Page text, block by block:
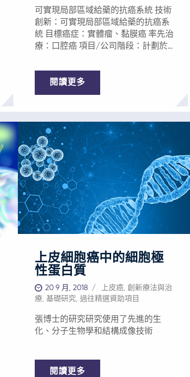
夠殺死癌細胞的「活性藥物」。這一
藥物在進入體內時，四周有一層化學
外殼保護。當其抵達腫瘤部位時，癌
細胞獨有的信號將觸發其釋放活性藥
釋放，從而使治療具有耐受性良好且
果。藥物遞送平台可以遞送藥物組
合，比目前使用的传统给药方法具有
更大功效。 對癌症的影響 ——克服當
前主要療法的受限性及低耐受性 許多
迫切需要治療的癌症患者還表現有其
它併發症，由於毒副作用等安全問
題，這些併發症限制了患者接受標準
治療或領先療法的選擇。因局部和全
身毒性，已展開治療的患者無法繼續
治療，不得不終止。早期癌症患者延
惡化甚至危及生命。而藉助上述創新
性前藥遞送平台，可將高活性藥物遞
送至患者腫瘤部位，具有耐受性良好
且易於給藥的優點。 亞洲癌症研究基
夠為許多癌症患者提供安全有效的治
療。若沒有這一平台，不少患者便失
行早期干預，從而極大提高拯救生命
可實現局部區域給藥的抗癌系統 技術
創新：可實現局部區域給藥的抗癌系
統 目標癌症：實體瘤、黏膜癌 率先治
療：口腔癌 項目/公司階段：計劃於
技公司致力於研發程序化釋放工具
（PRV）技術，旨在改變腫瘤治療的
範式。Privo的平台技術已衍生出兩個
部區域可及的黏膜癌/高危異常增生，
PRV211則是針對各類實體瘤的術中療
法。利用PRV111治療頭頸部鱗狀細胞
癌的I / II期臨床試驗表明，該公司的治
療技術是安全有效的局部區域化療及
免疫療法。 PRV系統可通過控釋和局
部區域給藥提高多種藥物的療效和安
全性。Privo已開發出若干類PRV衍生
產品，包含蛋白質、生物製劑、核苷
品能夠通過局部應用於腫瘤或術後切
除區域來治療多種惡性腫瘤，降低微
轉移和癌症復發的幾率。其中，Privo
的核心產品PRV111和PRV211是效力強
勁的局部區域抗癌療法。 在Privo進行
和有效性研究中，PRV111表現出令人
矚目的效果，實現了所有主要和次要
全性和有效性，Privo正準備利用
閱讀更多
上皮細胞癌中的細胞極
性蛋白質
20 9 月, 2018 上皮癌,創新療法與治
療, 基礎研究, 過往精選資助項目
張博士的研究研究使用了先進的生
化、分子生物學和結構成像技術
閱讀更多